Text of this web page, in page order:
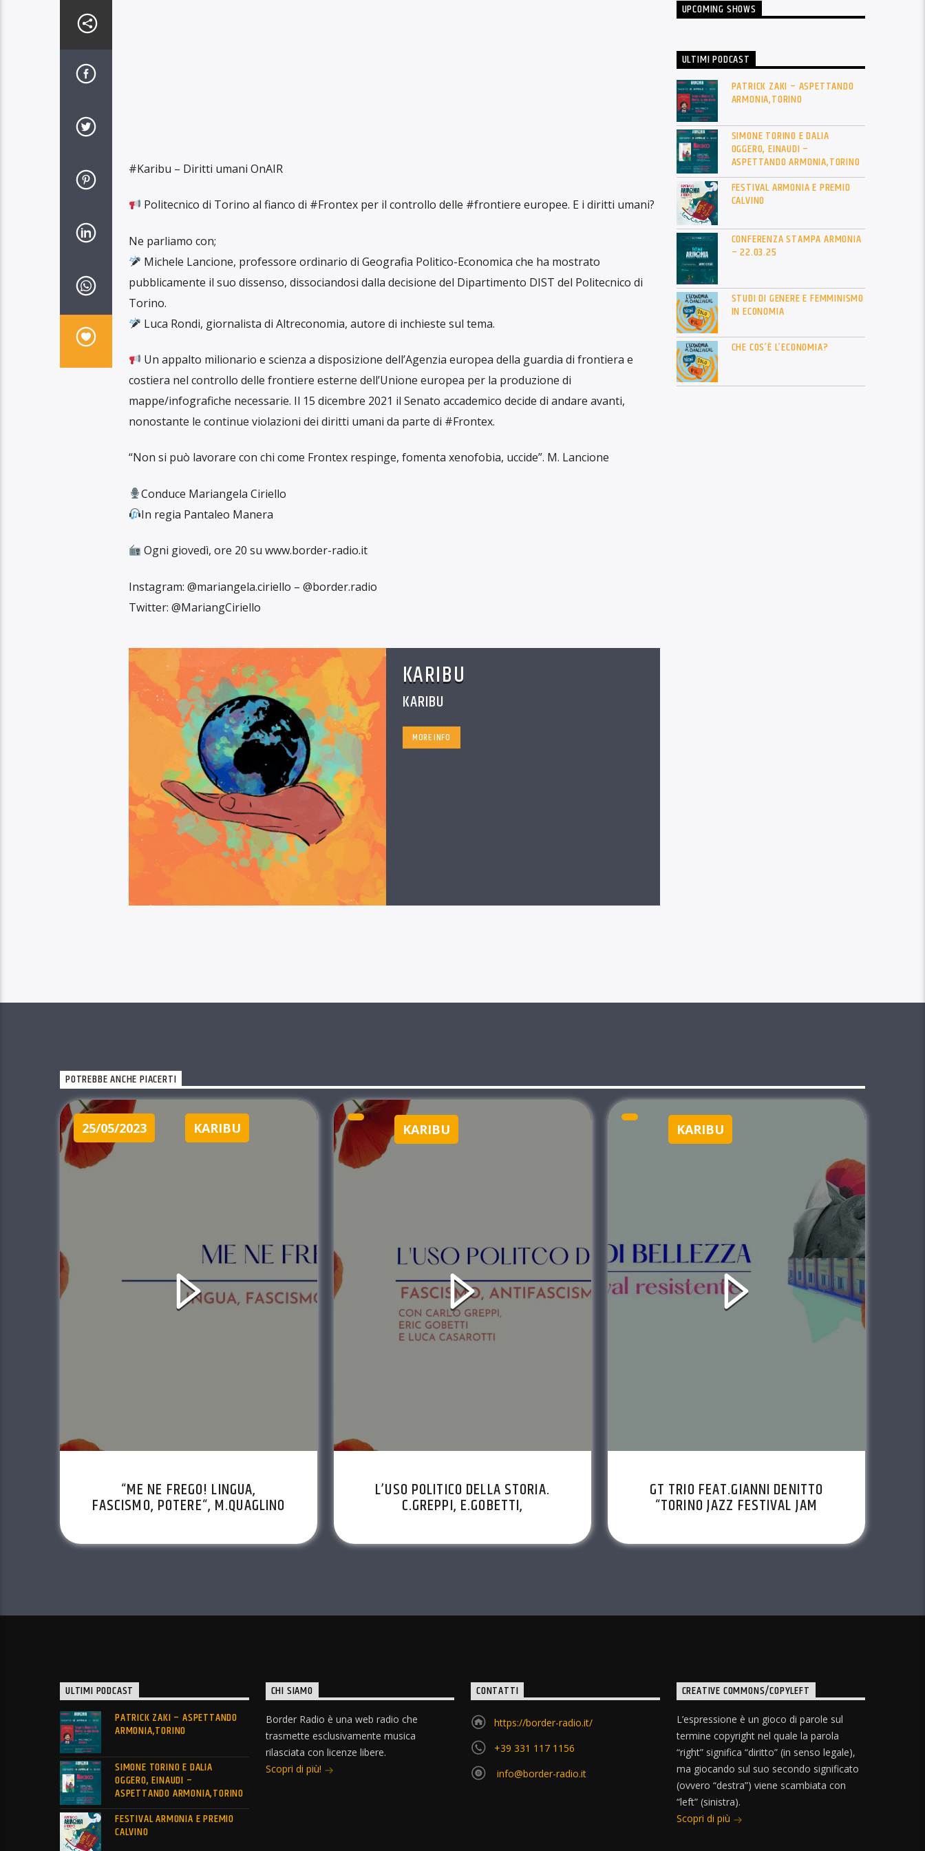
#Karibu – Diritti umani OnAIR
Politecnico di Torino al fianco di #Frontex per il controllo delle #frontiere europee. E i diritti umani?
Ne parliamo con;
Michele Lancione, professore ordinario di Geografia Politico-Economica che ha mostrato
pubblicamente il suo dissenso, dissociandosi dalla decisione del Dipartimento DIST del Politecnico di
Torino.
Luca Rondi, giornalista di Altreconomia, autore di inchieste sul tema.
Un appalto milionario e scienza a disposizione dell’Agenzia europea della guardia di frontiera e
costiera nel controllo delle frontiere esterne dell’Unione europea per la produzione di
mappe/infografiche necessarie. Il 15 dicembre 2021 il Senato accademico decide di andare avanti,
nonostante le continue violazioni dei diritti umani da parte di #Frontex.
“Non si può lavorare con chi come Frontex respinge, fomenta xenofobia, uccide”. M. Lancione
Conduce Mariangela Ciriello
In regia Pantaleo Manera
Ogni giovedì, ore 20 su www.border-radio.it
Instagram: @mariangela.ciriello – @border.radio
Twitter: @MariangCiriello
KARIBU
KARIBU
MORE INFO
UPCOMING SHOWS
ULTIMI PODCAST
PATRICK ZAKI – ASPETTANDO
ARMONIA,TORINO
SIMONE TORINO E DALIA
OGGERO, EINAUDI –
ASPETTANDO ARMONIA,TORINO
FESTIVAL ARMONIA E PREMIO
CALVINO
CONFERENZA STAMPA ARMONIA
– 22.03.25
STUDI DI GENERE E FEMMINISMO
IN ECONOMIA
CHE COS’È L’ECONOMIA?
POTREBBE ANCHE PIACERTI
25/05/2023 KARIBU
“ME NE FREGO! LINGUA,
FASCISMO, POTERE“, M.QUAGLINO
KARIBU
L’USO POLITICO DELLA STORIA.
C.GREPPI, E.GOBETTI,
KARIBU
GT TRIO FEAT.GIANNI DENITTO
“TORINO JAZZ FESTIVAL JAM
ULTIMI PODCAST
PATRICK ZAKI – ASPETTANDO
ARMONIA,TORINO
SIMONE TORINO E DALIA
OGGERO, EINAUDI –
ASPETTANDO ARMONIA,TORINO
FESTIVAL ARMONIA E PREMIO
CALVINO
CHI SIAMO
Border Radio è una web radio che
trasmette esclusivamente musica
rilasciata con licenze libere.
Scopri di più!
CONTATTI
https://border-radio.it/
+39 331 117 1156
info@border-radio.it
CREATIVE COMMONS/COPYLEFT
L’espressione è un gioco di parole sul
termine copyright nel quale la parola
“right” significa “diritto” (in senso legale),
ma giocando sul suo secondo significato
(ovvero “destra”) viene scambiata con
“left” (sinistra).
Scopri di più